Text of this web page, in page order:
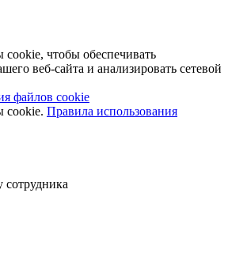
чтобы обеспечивать
веб-сайта и анализировать сетевой
файлов cookie
cookie. Правила использования